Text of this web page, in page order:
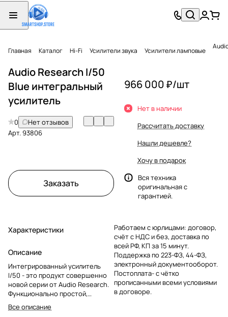
Главная Каталог Hi-Fi Усилители звука Усилители ламповые
Audio Research I/50
Blue интегральный
усилитель
0
Нет отзывов
Арт.93806
Заказать
Характеристики
Описание
Интегрированный усилитель
I/50 - это продукт совершенно
новой серии от Audio Research.
Функционально простой,
визуально привлекательный и
музыкально возвышенный – I/50
Все описание
966 000 ₽/шт
Нет в наличии
Рассчитать доставку
Нашли дешевле?
Хочу в подарок
Вся техника
оригинальная с
гарантией.
Работаем с юрлицами: договор,
счёт с НДС и без, доставка по
всей РФ, КП за 15 минут.
Поддержка по 223-ФЗ, 44-ФЗ,
электронный документооборот.
Постоплата- с чётко
прописанными всеми условиями
в договоре.